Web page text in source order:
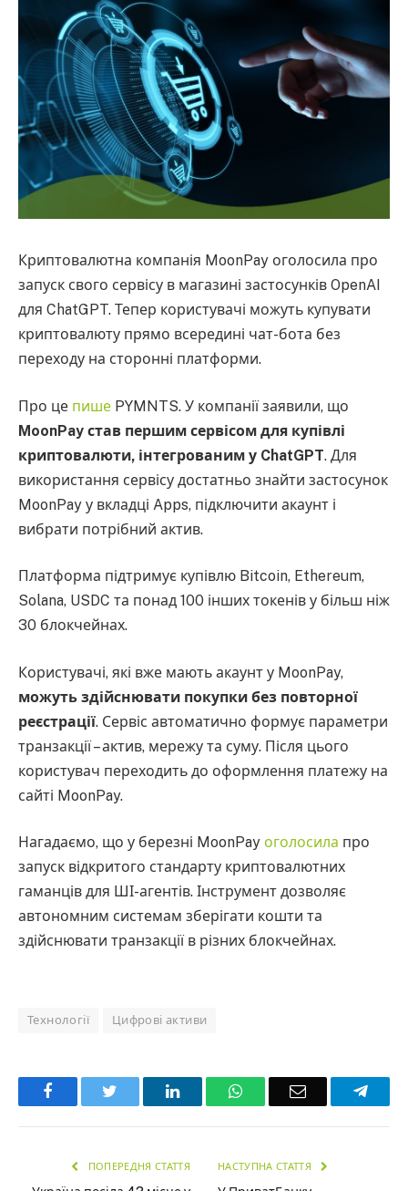
Криптовалютна компанія MoonPay оголосила про
запуск свого сервісу в магазині застосунків OpenAI
для ChatGPT. Тепер користувачі можуть купувати
криптовалюту прямо всередині чат-бота без
переходу на сторонні платформи.
Про це пише PYMNTS. У компанії заявили, що
MoonPay став першим сервісом для купівлі
криптовалюти, інтегрованим у ChatGPT. Для
використання сервісу достатньо знайти застосунок
MoonPay у вкладці Apps, підключити акаунт і
вибрати потрібний актив.
Платформа підтримує купівлю Bitcoin, Ethereum,
Solana, USDC та понад 100 інших токенів у більш ніж
30 блокчейнах.
Користувачі, які вже мають акаунт у MoonPay,
можуть здійснювати покупки без повторної
реєстрації. Сервіс автоматично формує параметри
транзакції – актив, мережу та суму. Після цього
користувач переходить до оформлення платежу на
сайті MoonPay.
Нагадаємо, що у березні MoonPay оголосила про
запуск відкритого стандарту криптовалютних
гаманців для ШІ-агентів. Інструмент дозволяє
автономним системам зберігати кошти та
здійснювати транзакції в різних блокчейнах.
Технології Цифрові активи
Facebook LinkedInWhatsAppEmail
ПОПЕРЕДНЯ СТАТТЯ НАСТУПНА СТАТТЯ